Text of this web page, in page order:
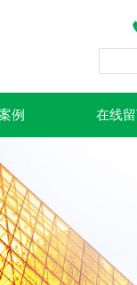
例 在线